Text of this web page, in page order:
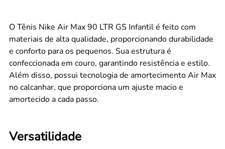
O Tênis Nike Air Max 90 LTR GS Infantil é feito com
materiais de alta qualidade, proporcionando durabilidade
e conforto para os pequenos. Sua estrutura é
confeccionada em couro, garantindo resistência e estilo.
Além disso, possui tecnologia de amortecimento Air Max
no calcanhar, que proporciona um ajuste macio e
amortecido a cada passo.
Versatilidade